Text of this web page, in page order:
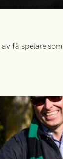
få spelare